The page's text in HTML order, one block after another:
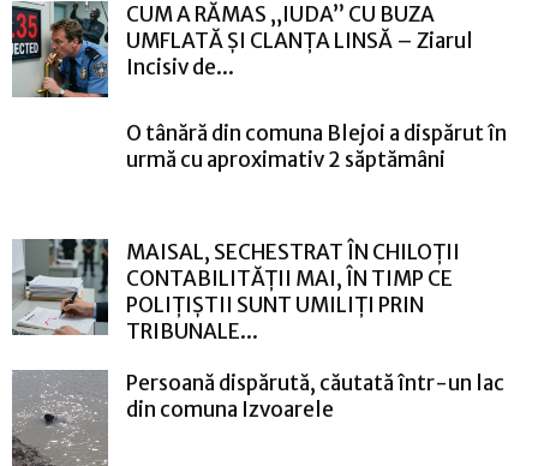
CUM A RĂMAS „IUDA” CU BUZA
UMFLATĂ ȘI CLANȚA LINSĂ – Ziarul
Incisiv de...
O tânără din comuna Blejoi a dispărut în
urmă cu aproximativ 2 săptămâni
MAISAL, SECHESTRAT ÎN CHILOȚII
CONTABILITĂȚII MAI, ÎN TIMP CE
POLIȚIȘTII SUNT UMILIȚI PRIN
TRIBUNALE...
Persoană dispărută, căutată într-un lac
din comuna Izvoarele